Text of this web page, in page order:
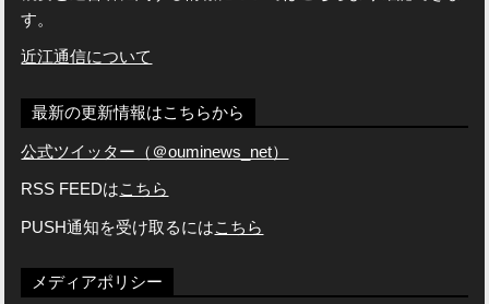
す。
近江通信について
最新の更新情報はこちらから
公式ツイッター（＠ouminews_net）
RSS FEEDはこちら
PUSH通知を受け取るにはこちら
メディアポリシー